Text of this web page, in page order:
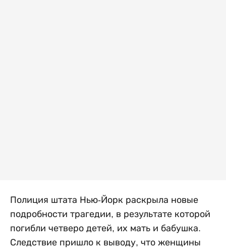
Полиция штата Нью-Йорк раскрыла новые
подробности трагедии, в результате которой
погибли четверо детей, их мать и бабушка.
Следствие пришло к выводу, что женщины